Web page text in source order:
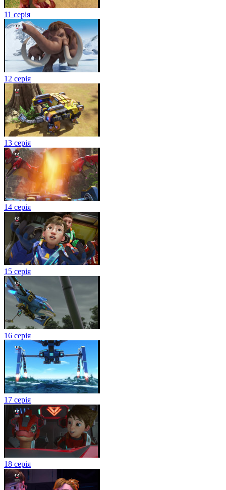
11 серія
12 серія
13 серія
14 серія
15 серія
16 серія
17 серія
18 серія